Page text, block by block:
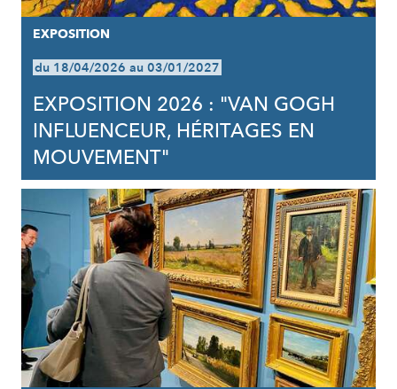
EXPOSITION
du 18/04/2026 au 03/01/2027
EXPOSITION 2026 : "VAN GOGH
INFLUENCEUR, HÉRITAGES EN
MOUVEMENT"